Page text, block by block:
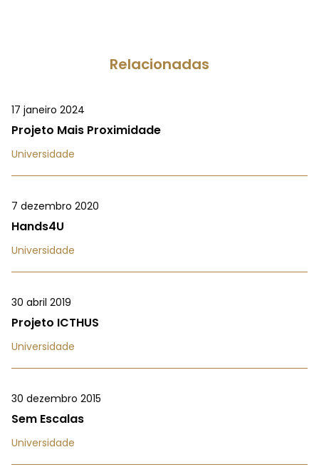
Relacionadas
17 janeiro 2024
Projeto Mais Proximidade
Universidade
7 dezembro 2020
Hands4U
Universidade
30 abril 2019
Projeto ICTHUS
Universidade
30 dezembro 2015
Sem Escalas
Universidade